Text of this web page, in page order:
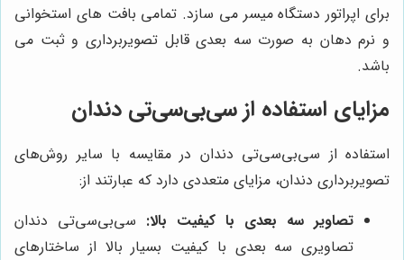
برای اپراتور دستگاه میسر می سازد. تمامی بافت های استخوانی
و نرم دهان به صورت سه بعدی قابل تصویربرداری و ثبت می
باشد.
مزایای استفاده از سی‌بی‌سی‌تی دندان
استفاده از سی‌بی‌سی‌تی دندان در مقایسه با سایر روش‌های
تصویربرداری دندان، مزایای متعددی دارد که عبارتند از:
تصاویر سه بعدی با کیفیت بالا: سی‌بی‌سی‌تی دندان
تصاویری سه بعدی با کیفیت بسیار بالا از ساختارهای